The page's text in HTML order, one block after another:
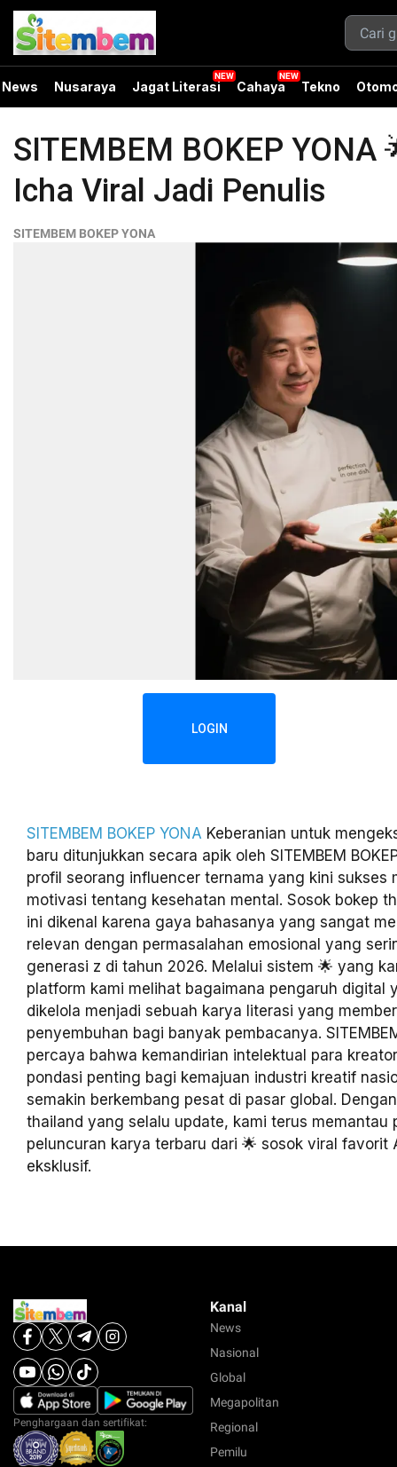
News Nusaraya Jagat Literasi Cahaya Tekno
SITEMBEM BOKEP
Icha Viral Jadi Penulis
SITEMBEM BOKEP YONA
LOGIN
SITEMBEM BOKEP YONA Keberanian untuk
baru ditunjukkan secara apik oleh SITEMBEM
profil seorang influencer ternama yang kini sukses
motivasi tentang kesehatan mental. Sosok bokep
ini dikenal karena gaya bahasanya yang sangat
relevan dengan permasalahan emosional yang
generasi z di tahun 2026. Melalui sistem 🌟 yang
platform kami melihat bagaimana pengaruh digital
dikelola menjadi sebuah karya literasi yang
penyembuhan bagi banyak pembacanya.
percaya bahwa kemandirian intelektual para
pondasi penting bagi kemajuan industri kreatif
semakin berkembang pesat di pasar global.
thailand yang selalu update, kami terus memantau
peluncuran karya terbaru dari 🌟 sosok viral favorit
eksklusif.
Penghargaan dan sertifikat:
Kanal
News
Nasional
Global
Megapolitan
Regional
Pemilu